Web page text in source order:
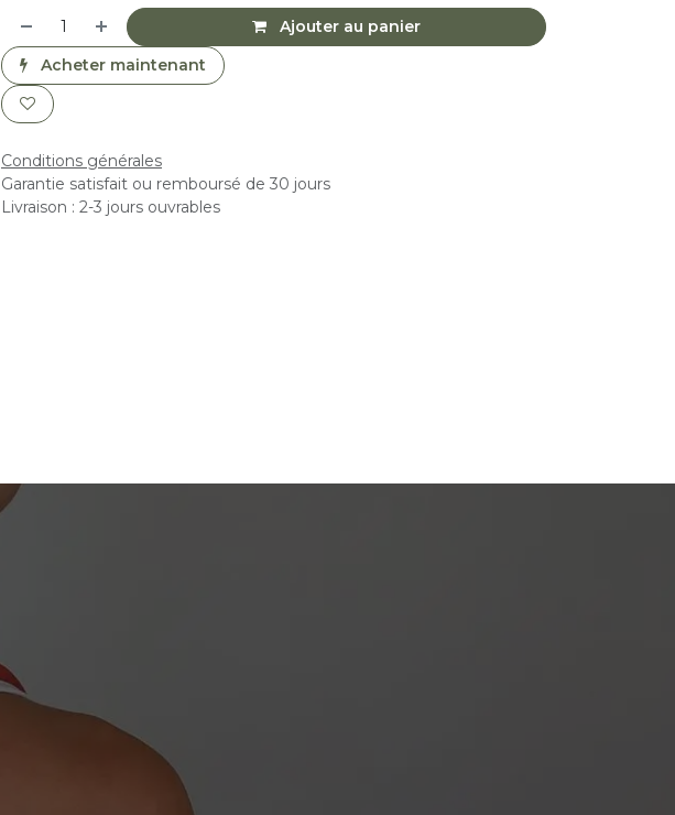
Ajouter au panier
Acheter maintenant
Conditions générales
Garantie satisfait ou remboursé de 30 jours
Livraison : 2-3 jours ouvrables